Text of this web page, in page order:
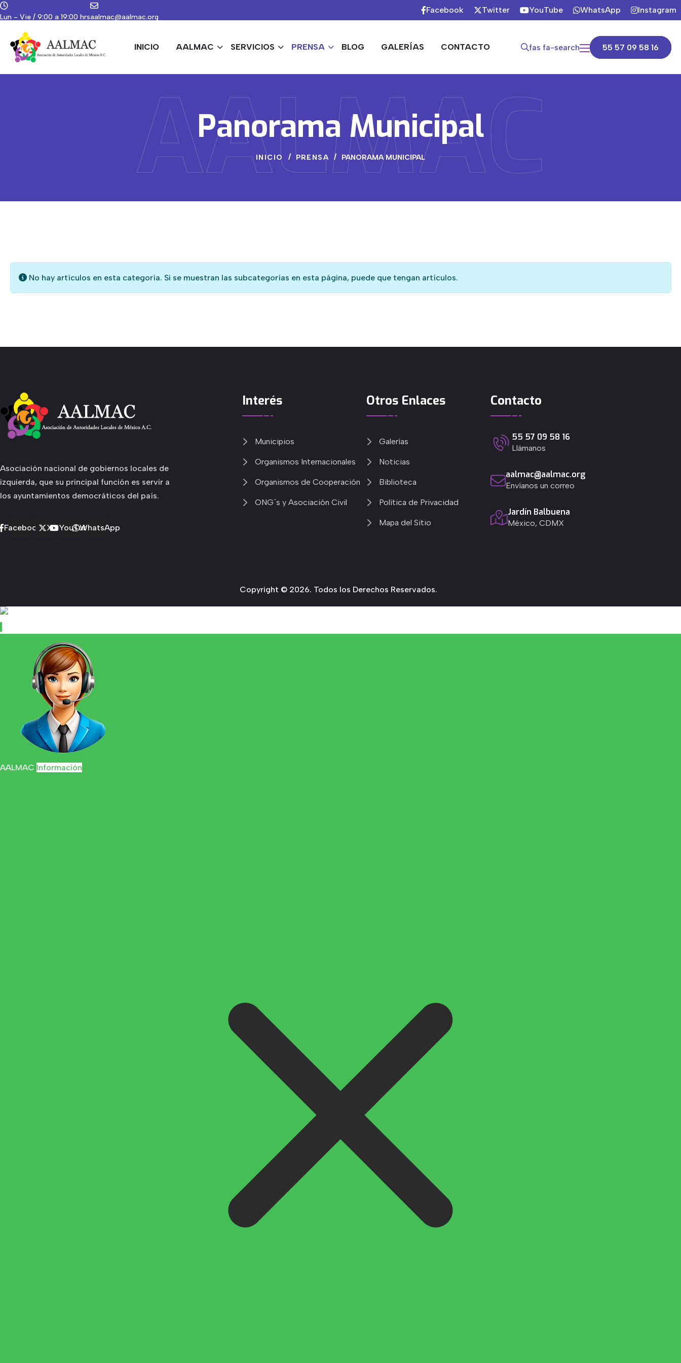
Lun - Vie / 9:00 a 19:00 hrsaalmac@aalmac.org
Facebook Twitter YouTube WhatsApp Instagram
INICIO AALMAC SERVICIOS PRENSA BLOG GALERÍAS CONTACTO fas fa-search 55 57 09 58 16
Panorama Municipal
AALMAC
INICIO PRENSA PANORAMA MUNICIPAL
Información
No hay artículos en esta categoría. Si se muestran las subcategorías en esta página, puede que tengan artículos.
Asociación nacional de gobiernos locales de
izquierda, que su principal función es servir a
los ayuntamientos democráticos del país.
Facebook X YouTubeWhatsApp
Interés
Municipios
Organismos Internacionales
Organismos de Cooperación
ONG´s y Asociación Civil
Otros Enlaces
Galerías
Noticias
Biblioteca
Política de Privacidad
Mapa del Sitio
Contacto
55 57 09 58 16
Llámanos
aalmac@aalmac.org
Envíanos un correo
Jardín Balbuena
México, CDMX
Copyright © 2026. Todos los Derechos Reservados.
AALMAC Información